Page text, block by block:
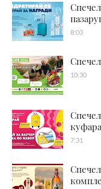
8:03
10:30
7:31